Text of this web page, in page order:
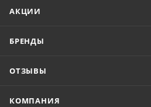
АКЦИИ
БРЕНДЫ
ОТЗЫВЫ
КОМПАНИЯ